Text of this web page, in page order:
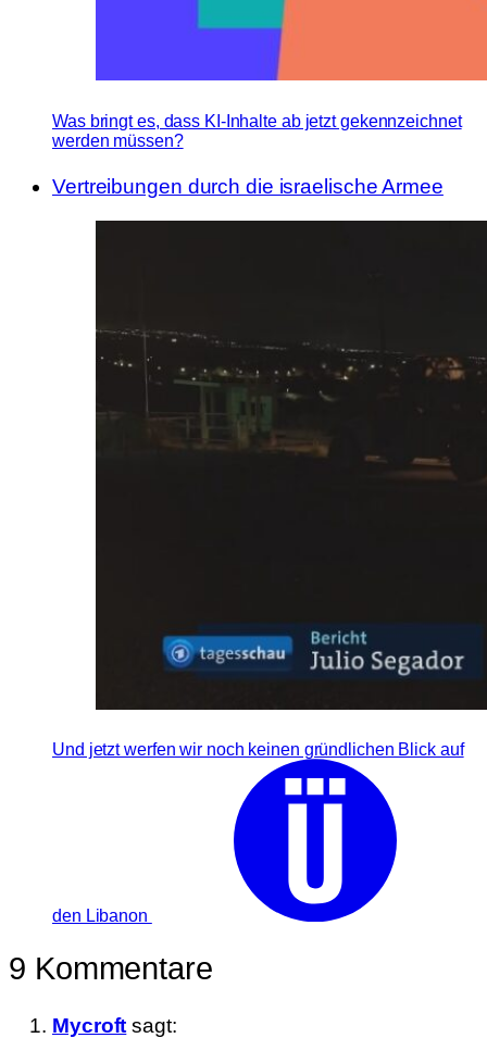
Was bringt es, dass KI-Inhalte ab jetzt gekennzeichnet
werden müssen?
Vertreibungen durch die israelische Armee
Und jetzt werfen wir noch keinen gründlichen Blick auf
den Libanon
9 Kommentare
Mycroft sagt: